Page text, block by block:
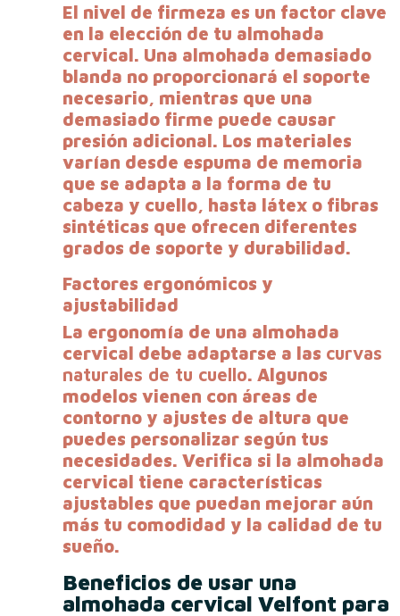
El nivel de firmeza es un factor clave
en la elección de tu almohada
cervical. Una almohada demasiado
blanda no proporcionará el soporte
necesario, mientras que una
demasiado firme puede causar
presión adicional. Los materiales
varían desde espuma de memoria
que se adapta a la forma de tu
cabeza y cuello, hasta látex o fibras
sintéticas que ofrecen diferentes
grados de soporte y durabilidad.
Factores ergonómicos y
ajustabilidad
La ergonomía de una almohada
cervical debe adaptarse a las curvas
naturales de tu cuello. Algunos
modelos vienen con áreas de
contorno y ajustes de altura que
puedes personalizar según tus
necesidades. Verifica si la almohada
cervical tiene características
ajustables que puedan mejorar aún
más tu comodidad y la calidad de tu
sueño.
Beneficios de usar una
almohada cervical Velfont para